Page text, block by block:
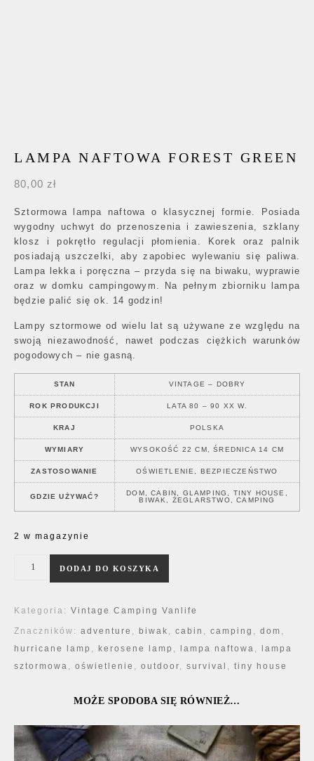
LAMPA NAFTOWA FOREST GREEN
80,00 zł
Sztormowa lampa naftowa o klasycznej formie. Posiada
wygodny uchwyt do przenoszenia i zawieszenia, szklany
klosz i pokrętło regulacji płomienia. Korek oraz palnik
posiadają uszczelki, aby zapobiec wylewaniu się paliwa.
Lampa lekka i poręczna – przyda się na biwaku, wyprawie
oraz w domku campingowym. Na pełnym zbiorniku lampa
będzie palić się ok. 14 godzin!
Lampy sztormowe od wielu lat są używane ze względu na
swoją niezawodność, nawet podczas ciężkich warunków
pogodowych – nie gasną.
STAN VINTAGE – DOBRY
ROK PRODUKCJI LATA 80 – 90 XX W.
KRAJ POLSKA
WYMIARY WYSOKOŚĆ 22 CM, ŚREDNICA 14 CM
ZASTOSOWANIE OŚWIETLENIE, BEZPIECZEŃSTWO
GDZIE UŻYWAĆ?
DOM, CABIN, GLAMPING, TINY HOUSE,
BIWAK, ŻEGLARSTWO, CAMPING
2 w magazynie
ilość Lampa Naftowa Forest Green
DODAJ DO KOSZYKA
Kategoria: Vintage Camping Vanlife
Znaczników: adventure , biwak , cabin , camping , dom ,
hurricane lamp , kerosene lamp , lampa naftowa ,
lampa
sztormowa , oświetlenie , outdoor, survival , tiny house
MOŻE SPODOBA SIĘ RÓWNIEŻ…